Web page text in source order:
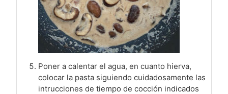
Poner a calentar el agua, en cuanto hierva,
colocar la pasta siguiendo cuidadosamente las
intrucciones de tiempo de cocción indicados